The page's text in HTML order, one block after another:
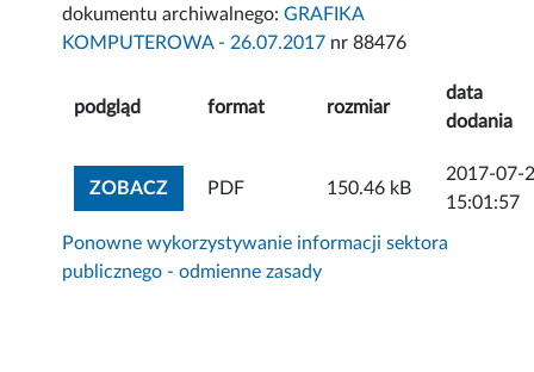
dokumentu archiwalnego:GRAFIKA
KOMPUTEROWA - 26.07.2017 nr 88476
podgląd format rozmiar
data
dodania
ZOBACZZOBACZ ZAŁĄCZNIK
PDF 150.46 kB
2017-07-
15:01:57
Ponowne wykorzystywanie informacji sektora
publicznego - odmienne zasady